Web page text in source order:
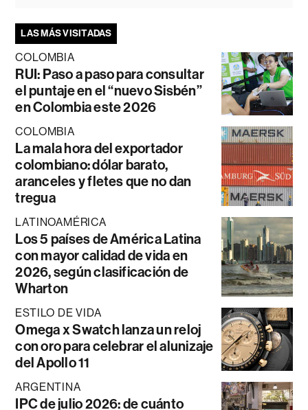
LAS MÁS VISITADAS
COLOMBIA
RUI: Paso a paso para consultar
el puntaje en el “nuevo Sisbén”
en Colombia este 2026
COLOMBIA
La mala hora del exportador
colombiano: dólar barato,
aranceles y fletes que no dan
tregua
LATINOAMÉRICA
Los 5 países de América Latina
con mayor calidad de vida en
2026, según clasificación de
Wharton
ESTILO DE VIDA
Omega x Swatch lanza un reloj
con oro para celebrar el alunizaje
del Apollo 11
ARGENTINA
IPC de julio 2026: de cuánto